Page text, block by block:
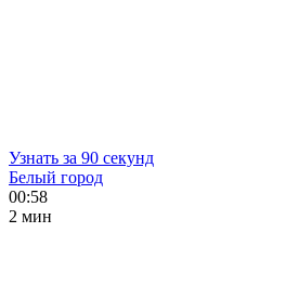
Узнать за 90 секунд
Белый город
00:58
2 мин